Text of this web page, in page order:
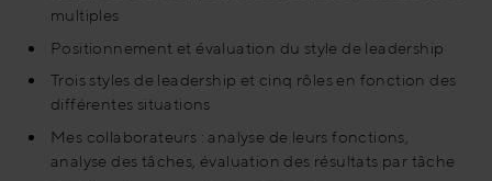
multiples
Positionnement et évaluation du style de leadership
Trois styles de leadership et cinq rôles en fonction des
différentes situations
Mes collaborateurs : analyse de leurs fonctions,
analyse des tâches, évaluation des résultats par tâche